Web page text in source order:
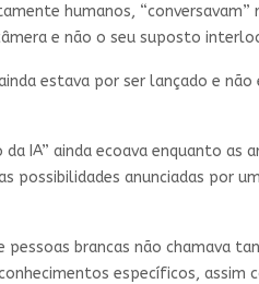
humanos,
e não o seu suposto
estava por ser lançado e
IA” ainda ecoava enquanto
possibilidades anunciadas por
brancas não chamava
específicos,